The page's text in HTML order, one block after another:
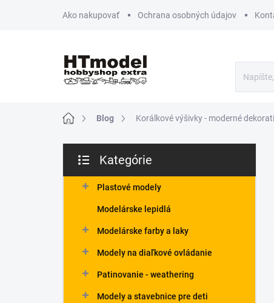
Ako nakupovať Ochrana osobných údajov
DomovBlog Korálkové výšivky - moderné
č
kategórie
Kategórie
Plastové modely
Modelárske lepidlá
Modelárske farby a laky
Modely na diaľkové ovládanie
Patinovanie - weathering
Modely a stavebnice pre deti